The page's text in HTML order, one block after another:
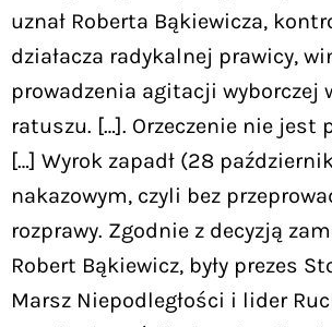
uznał Roberta Bąkiewicza,
działacza radykalnej prawicy,
prowadzenia agitacji wyborczej
ratuszu. […]. Orzeczenie nie jest
[…] Wyrok zapadł (28
nakazowym, czyli bez
rozprawy. Zgodnie z decyzją
Robert Bąkiewicz, były prezes
Marsz Niepodległości i lider